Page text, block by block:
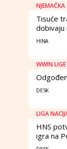
Tisuće
dobivaju
HINA
WWIN
DESK
LIGA
HNS
igra na